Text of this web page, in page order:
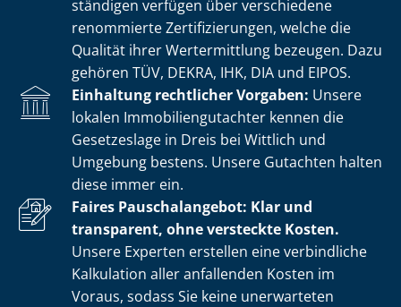
stän­di­gen verfügen über verschiedene
renommierte Zer­ti­fi­zie­run­gen, welche die
Qualität ihrer Wertermittlung bezeugen. Dazu
gehören TÜV, DEKRA, IHK, DIA und EIPOS.
Einhaltung rechtlicher Vorgaben: Unsere
lokalen Im­mo­bi­li­en­gut­ach­ter kennen die
Gesetzeslage in Dreis bei Wittlich und
Umgebung bestens. Unsere Gutachten halten
diese immer ein.
Faires Pauschalangebot: Klar und
transparent, ohne versteckte Kosten.
Unsere Experten erstellen eine verbindliche
Kalkulation aller anfallenden Kosten im
Voraus, sodass Sie keine unerwarteten